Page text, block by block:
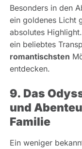
Besonders in den
ein goldenes Licht
absolutes
ein beliebtes
romantischsten
entdecken.
9. Das
und
Familie
Ein weniger